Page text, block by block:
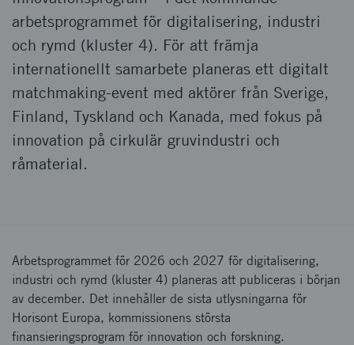
arbetsprogrammet för digitalisering, industri
och rymd (kluster 4). För att främja
internationellt samarbete planeras ett digitalt
matchmaking-event med aktörer från Sverige,
Finland, Tyskland och Kanada, med fokus på
innovation på cirkulär gruvindustri och
råmaterial.
Arbetsprogrammet för 2026 och 2027 för digitalisering,
industri och rymd (kluster 4) planeras att publiceras i början
av december. Det innehåller de sista utlysningarna för
Horisont Europa, kommissionens största
finansieringsprogram för innovation och forskning.